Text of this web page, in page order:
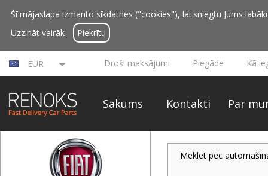
Šī mājaslapa izmanto sīkdatnes ("cookies"), lai sniegtu Jums
Uzzināt vairāk
Piekrītu
EUR Droši maksājumi Piegāde Kā
Sākums Kontakti Par
Meklēt pēc